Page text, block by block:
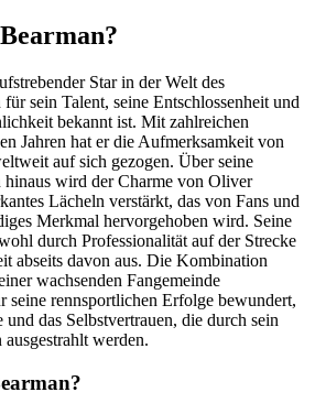
Star in der Welt des
sein Talent, seine Entschlossenheit und
bekannt ist. Mit zahlreichen
Jahren hat er die Aufmerksamkeit von
auf sich gezogen. Über seine
hinaus wird der Charme von Oliver
Lächeln verstärkt, das von Fans und
Merkmal hervorgehoben wird. Seine
durch Professionalität auf der Strecke
abseits davon aus. Die Kombination
wachsenden Fangemeinde
seine rennsportlichen Erfolge bewundert,
das Selbstvertrauen, die durch sein
werden.